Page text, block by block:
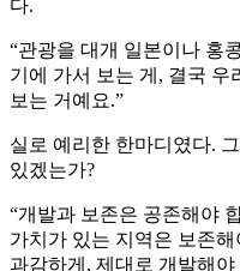
다.
“관광을 대개 일본이나 홍
기에 가서 보는 게, 결국 우
보는 거예요.”
실로 예리한 한마디였다.
있겠는가?
“개발과 보존은 공존해야
가치가 있는 지역은 보존
과감하게, 제대로 개발해야